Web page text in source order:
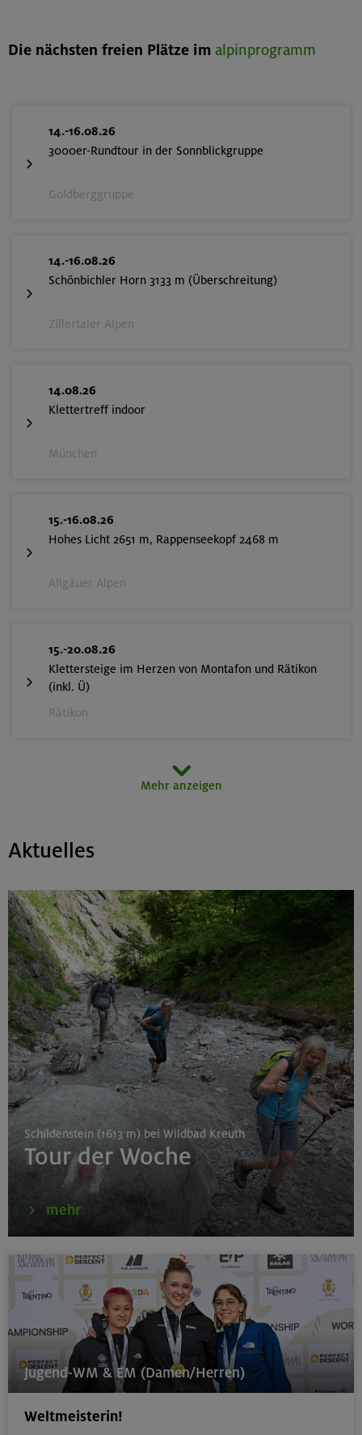
Die nächsten freien Plätze im alpinprogramm
14.-16.08.26
3000er-Rundtour in der Sonnblickgruppe
Goldberggruppe
14.-16.08.26
Schönbichler Horn 3133 m (Überschreitung)
Zillertaler Alpen
14.08.26
Klettertreff indoor
München
15.-16.08.26
Hohes Licht 2651 m, Rappenseekopf 2468 m
Allgäuer Alpen
15.-20.08.26
Klettersteige im Herzen von Montafon und Rätikon
(inkl. Ü)
Rätikon
Chiemgauer Alpen
17.-21.08.26
Kinderkletterkurs für Anfänger im Altmühltal
Südlicher Frankenjura
17./18./19.08.26
Grundkurs Klettern indoor
München
16.08.26
Karwendel-Runde
17.08.26
Klettertreff indoor
München
Mehr anzeigen
Aktuelles
Schildenstein (1613 m) bei Wildbad Kreuth
Tour der Woche
mehr
Jugend-WM & EM (Damen/Herren)
Weltmeisterin!